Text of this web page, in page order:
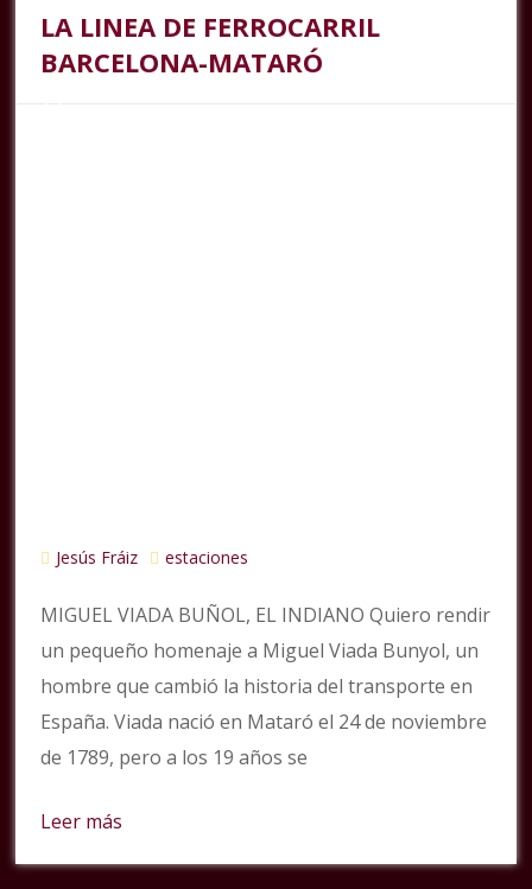
LA LINEA DE FERROCARRIL
BARCELONA-MATARÓ
Jesús Fráiz estaciones
MIGUEL VIADA BUÑOL, EL INDIANO Quiero rendir
un pequeño homenaje a Miguel Viada Bunyol, un
hombre que cambió la historia del transporte en
España. Viada nació en Mataró el 24 de noviembre
de 1789, pero a los 19 años se
Leer más